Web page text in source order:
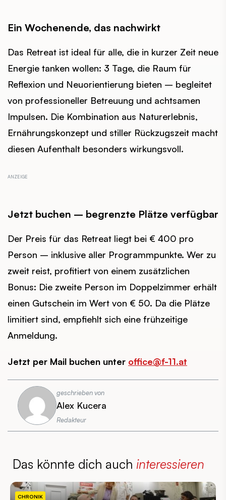
Ein Wochenende, das nachwirkt
Das Retreat ist ideal für alle, die in kurzer Zeit neue
Energie tanken wollen: 3 Tage, die Raum für
Reflexion und Neuorientierung bieten – begleitet
von professioneller Betreuung und achtsamen
Impulsen. Die Kombination aus Naturerlebnis,
Ernährungskonzept und stiller Rückzugszeit macht
diesen Aufenthalt besonders wirkungsvoll.
Jetzt buchen – begrenzte Plätze verfügbar
Der Preis für das Retreat liegt bei € 400 pro
Person – inklusive aller Programmpunkte. Wer zu
zweit reist, profitiert von einem zusätzlichen
Bonus: Die zweite Person im Doppelzimmer erhält
einen Gutschein im Wert von € 50. Da die Plätze
limitiert sind, empfiehlt sich eine frühzeitige
Anmeldung.
Jetzt per Mail buchen unter office@f-11.at
geschrieben von
Alex Kucera
Redakteur
Das könnte dich auch interessieren
CHRONIK